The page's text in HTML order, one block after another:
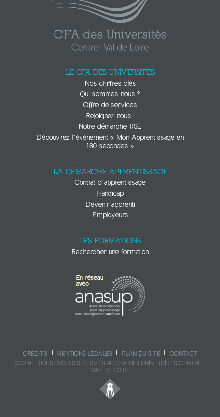
LE CFA DES UNIVERSITÉS
Nos chiffres clés
Qui sommes-nous ?
Offre de services
Rejoignez-nous !
Notre démarche RSE
Découvrez l’évènement « Mon Apprentissage en
180 secondes »
LA DÉMARCHE APPRENTISSAGE
Contrat d’apprentissage
Handicap
Devenir apprenti
Employeurs
LES FORMATIONS
Rechercher une formation
CRÉDITS MENTIONS LÉGALES PLAN DU SITE
CONTACT
©2019 - TOUS DROITS RÉSERVÉS AU CFA DES UNIVERSITÉS CENTRE -
VAL DE LOIRE